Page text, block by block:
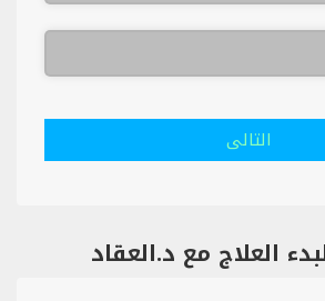
التالى
العلاج مع د.العقاد